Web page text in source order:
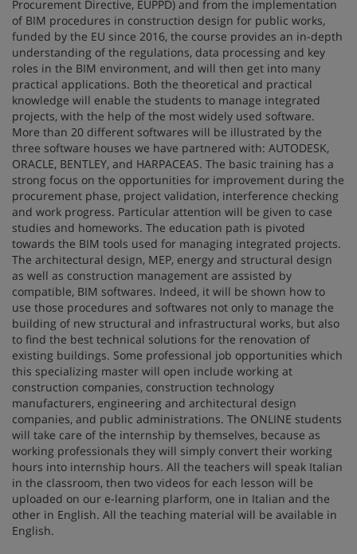
Procurement Directive, EUPPD) and from the implementation
of BIM procedures in construction design for public works,
funded by the EU since 2016, the course provides an in-depth
understanding of the regulations, data processing and key
roles in the BIM environment, and will then get into many
practical applications. Both the theoretical and practical
knowledge will enable the students to manage integrated
projects, with the help of the most widely used software.
More than 20 different softwares will be illustrated by the
three software houses we have partnered with: AUTODESK,
ORACLE, BENTLEY, and HARPACEAS. The basic training has a
strong focus on the opportunities for improvement during the
procurement phase, project validation, interference checking
and work progress. Particular attention will be given to case
studies and homeworks. The education path is pivoted
towards the BIM tools used for managing integrated projects.
The architectural design, MEP, energy and structural design
as well as construction management are assisted by
compatible, BIM softwares. Indeed, it will be shown how to
use those procedures and softwares not only to manage the
building of new structural and infrastructural works, but also
to find the best technical solutions for the renovation of
existing buildings. Some professional job opportunities which
this specializing master will open include working at
construction companies, construction technology
manufacturers, engineering and architectural design
companies, and public administrations. The ONLINE students
will take care of the internship by themselves, because as
working professionals they will simply convert their working
hours into internship hours. All the teachers will speak Italian
in the classroom, then two videos for each lesson will be
uploaded on our e-learning plarform, one in Italian and the
other in English. All the teaching material will be available in
English.